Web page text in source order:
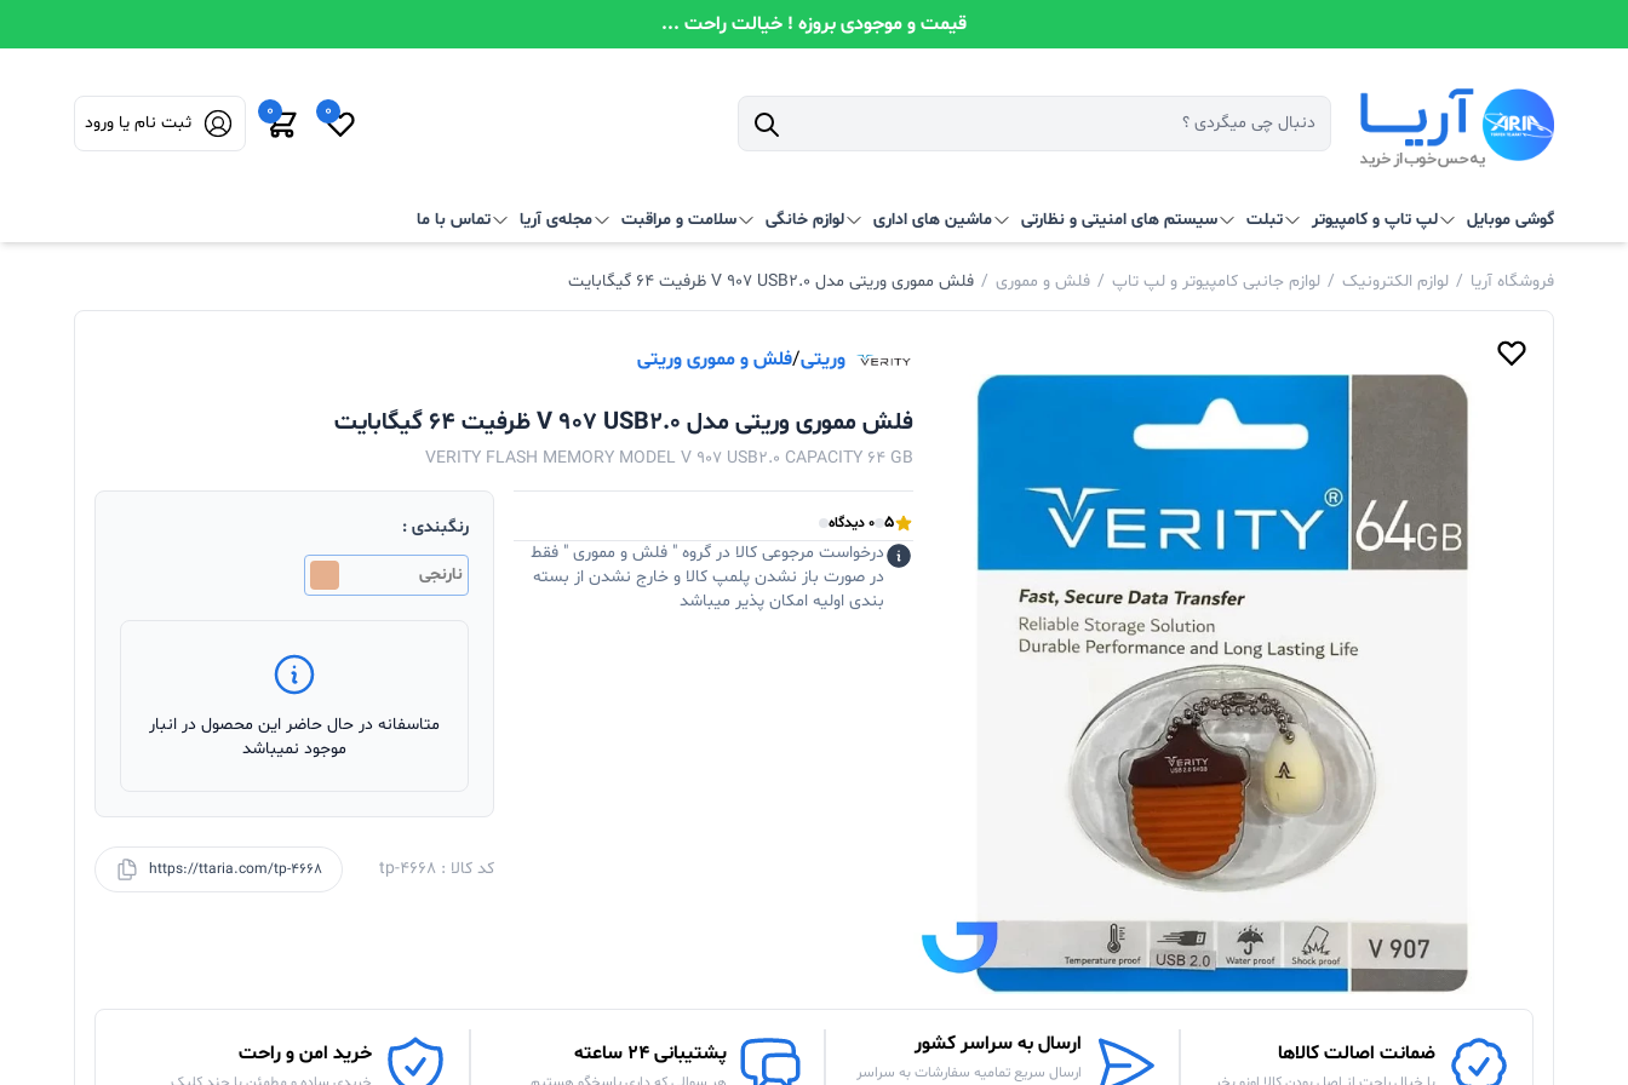
قیمت و موجودی بروزه ! خیالت راحت ...
0
0
ثبت نام یا ورود
گوشی موبایل لپ تاپ و کامپیوتر تبلت سیستم‌ های امنیتی و نظارتی ماشین های اداری لوازم خانگی سلامت و مراقبت مجله‌ی آریا تماس با ما
فروشگاه آریا / لوازم الکترونیک / لوازم جانبی کامپیوتر و لپ تاپ / فلش و مموری / فلش مموری وریتی مدل V 907 USB2.0 ظرفیت 64 گیگابایت
وریتی/فلش و مموری وریتی
فلش مموری وریتی مدل V 907 USB2.0 ظرفیت 64 گیگابایت
VERITY FLASH MEMORY MODEL V 907 USB2.0 CAPACITY 64 GB
5 0 دیدگاه
درخواست مرجوعی کالا در گروه " فلش و مموری " فقط
در صورت باز نشدن پلمپ کالا و خارج نشدن از بسته
بندی اولیه امکان پذیر میباشد
رنگبندی :
نارنجی
متاسفانه در حال حاضر این محصول در انبار
موجود نمیباشد
کد کالا : tp-4668 https://ttaria.com/tp-4668
ضمانت اصالت کالاها ارسال به سراسر کشور
ارسال سریع تمامیه سفارشات به سراسر
پشتیبانی 24 ساعته خرید امن و راحت